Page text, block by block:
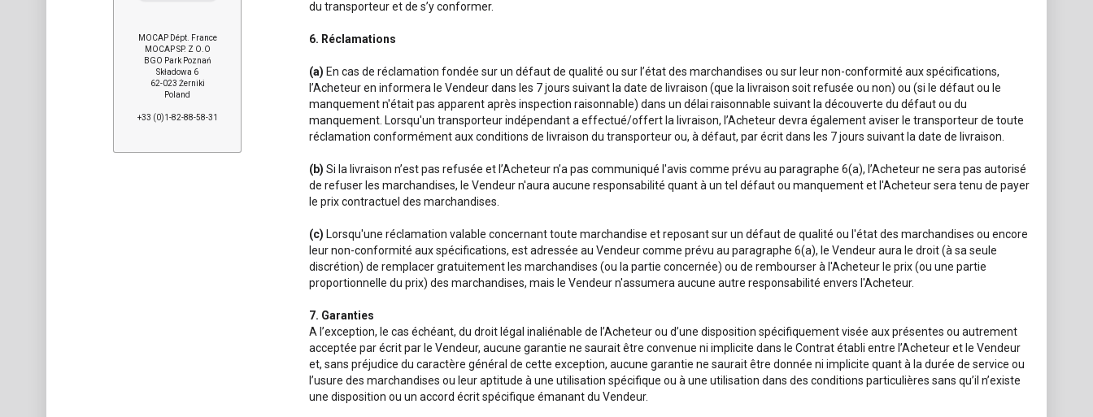
du transporteur et de s’y conformer.
6. Réclamations
(a) En cas de réclamation fondée sur un défaut de qualité ou sur l’état des marchandises ou sur leur non-conformité aux spécifications,
l’Acheteur en informera le Vendeur dans les 7 jours suivant la date de livraison (que la livraison soit refusée ou non) ou (si le défaut ou le
manquement n'était pas apparent après inspection raisonnable) dans un délai raisonnable suivant la découverte du défaut ou du
manquement. Lorsqu'un transporteur indépendant a effectué/offert la livraison, l’Acheteur devra également aviser le transporteur de toute
réclamation conformément aux conditions de livraison du transporteur ou, à défaut, par écrit dans les 7 jours suivant la date de livraison.
(b) Si la livraison n’est pas refusée et l’Acheteur n’a pas communiqué l'avis comme prévu au paragraphe 6(a), l’Acheteur ne sera pas autorisé
de refuser les marchandises, le Vendeur n'aura aucune responsabilité quant à un tel défaut ou manquement et l'Acheteur sera tenu de payer
le prix contractuel des marchandises.
(c) Lorsqu'une réclamation valable concernant toute marchandise et reposant sur un défaut de qualité ou l'état des marchandises ou encore
leur non-conformité aux spécifications, est adressée au Vendeur comme prévu au paragraphe 6(a), le Vendeur aura le droit (à sa seule
discrétion) de remplacer gratuitement les marchandises (ou la partie concernée) ou de rembourser à l'Acheteur le prix (ou une partie
proportionnelle du prix) des marchandises, mais le Vendeur n'assumera aucune autre responsabilité envers l'Acheteur.
7. Garanties
A l’exception, le cas échéant, du droit légal inaliénable de l’Acheteur ou d’une disposition spécifiquement visée aux présentes ou autrement
acceptée par écrit par le Vendeur, aucune garantie ne saurait être convenue ni implicite dans le Contrat établi entre l’Acheteur et le Vendeur
et, sans préjudice du caractère général de cette exception, aucune garantie ne saurait être donnée ni implicite quant à la durée de service ou
l’usure des marchandises ou leur aptitude à une utilisation spécifique ou à une utilisation dans des conditions particulières sans qu’il n’existe
une disposition ou un accord écrit spécifique émanant du Vendeur.
MOCAP Dépt. France
MOCAP SP. Z O.O
BGO Park Poznań
Składowa 6
62-023 Żerniki
Poland
+33 (0)1-82-88-58-31